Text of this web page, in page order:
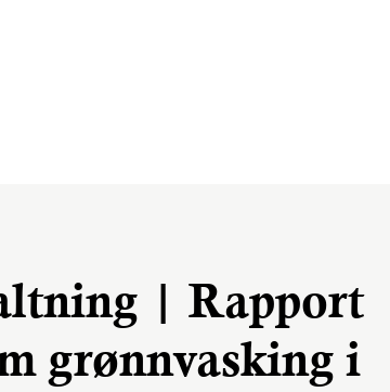
| Rapport
grønnvasking i